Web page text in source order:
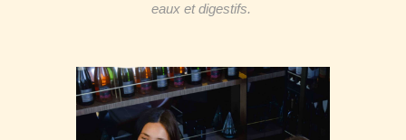
eaux et digestifs.